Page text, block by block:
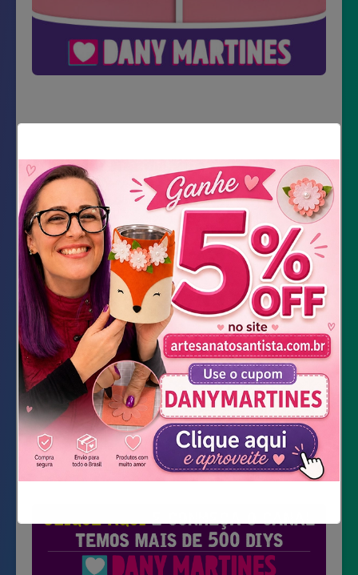
Material Necessário
Impressão dos moldes
Marcador preto e vermelho
Tesoura
Cola gel
Baixar Molde
Não mostrar novamente